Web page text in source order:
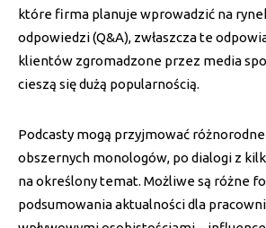
które firma planuje wprowadzić na
odpowiedzi (Q&A), zwłaszcza te
klientów zgromadzone przez media
cieszą się dużą popularnością.
Podcasty mogą przyjmować
obszernych monologów, po dialogi z
na określony temat. Możliwe są różne
podsumowania aktualności dla